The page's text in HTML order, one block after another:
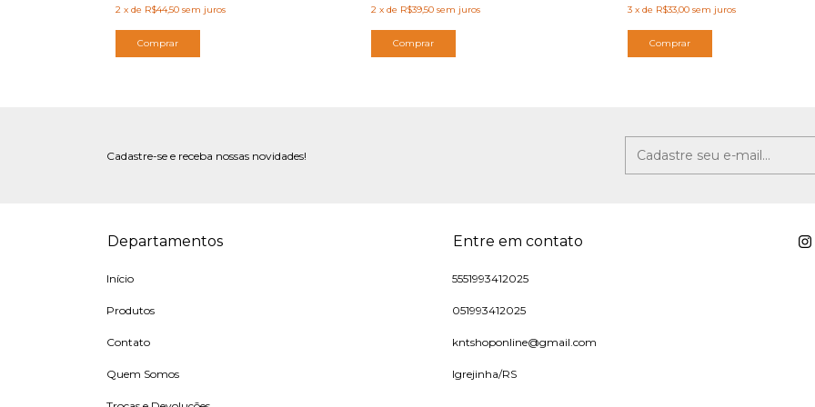
2 x de R$44,50 sem juros
Comprar
2 xde R$39,50 sem juros
Comprar
3 x de R$33,00 sem juros
Comprar
Cadastre-se e receba nossas novidades!
Departamentos
Início
Produtos
Contato
Quem Somos
Entre em contato
5551993412025
051993412025
kntshoponline@gmail.com
Igrejinha/RS